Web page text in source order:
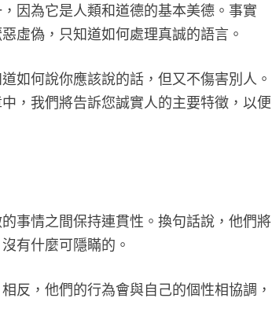
因為它是人類和道德的基本美德。事實
虛偽，只知道如何處理真誠的語言。
如何說你應該說的話，但又不傷害別人。
，我們將告訴您誠實人的主要特徵，以便
事情之間保持連貫性。換句話說，他們將
有什麼可隱瞞的。
反，他們的行為會與自己的個性相協調，